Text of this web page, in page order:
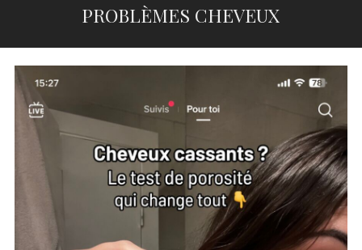
PROBLÈMES CHEVEUX